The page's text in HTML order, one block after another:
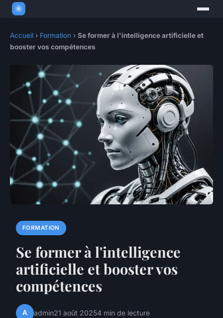
Accueil › Formation › Se former à l'intelligence artificielle et
booster vos compétences
FORMATION
Se former à l'intelligence
artificielle et booster vos
compétences
A admin21 août 20254 min de lecture